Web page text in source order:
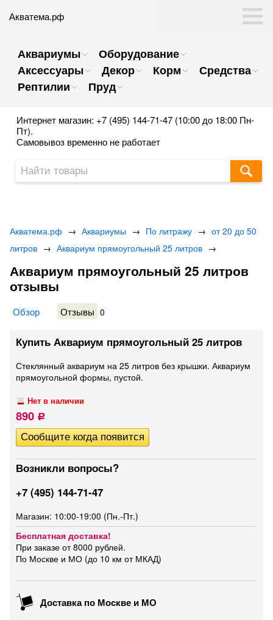
Акватема.рф
Аквариумы
Оборудование
Аксессуары
Декор Корм
Средства
Рептилии
Пруд
Интернет магазин: +7 (495) 144-71-47 (10:00 до 18:00 Пн-
Пт).
Самовывоз временно не работает
Акватема.рф → Аквариумы → По литражу → от 20 до 50
литров → Аквариум прямоугольный 25 литров →
Аквариум прямоугольный 25 литров
отзывы
Обзор Отзывы 0
Купить Аквариум прямоугольный 25 литров
Стеклянный аквариум на 25 литров без крышки. Аквариум
прямоугольной формы, пустой.
Нет в наличии
890 Р
Возникли вопросы?
+7 (495) 144-71-47
Магазин: 10:00-19:00 (Пн.-Пт.)
Бесплатная доставка!
При заказе от 8000 рублей.
По Москве и МО (до 10 км от МКАД)
Доставка по Москве и МО